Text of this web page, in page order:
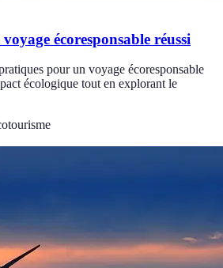
écoresponsable réussi
pour un voyage écoresponsable
écologique tout en explorant le